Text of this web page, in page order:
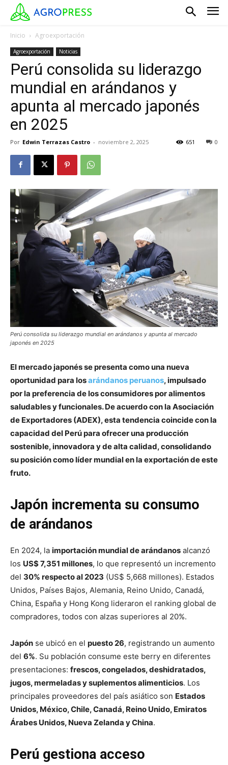
Inicio Agroexportación
Agroexportación Noticias
Perú consolida su liderazgo
mundial en arándanos y
apunta al mercado japonés
en 2025
Por Edwin Terrazas Castro - noviembre 2, 2025 0
651
Perú consolida su liderazgo mundial en arándanos y apunta al mercado
japonés en 2025
El mercado japonés se presenta como una nueva
oportunidad para losarándanos peruanos, impulsado
por la preferencia de los consumidores por alimentos
saludables y funcionales. De acuerdo con la Asociación
de Exportadores (ADEX), esta tendencia coincide con la
capacidad del Perú para ofrecer una producción
sostenible, innovadora y de alta calidad, consolidando
su posición como líder mundial en la exportación de este
fruto.
Japón incrementa su consumo
de arándanos
En 2024, la importación mundial de arándanos alcanzó
los US$ 7,351 millones, lo que representó un incremento
del 30% respecto al 2023 (US$ 5,668 millones). Estados
Unidos, Países Bajos, Alemania, Reino Unido, Canadá,
China, España y Hong Kong lideraron el ranking global de
compradores, todos con alzas superiores al 20%.
Japón se ubicó en el puesto 26, registrando un aumento
del 6%. Su población consume este berry en diferentes
presentaciones: frescos, congelados, deshidratados,
jugos, mermeladas y suplementos alimenticios. Los
principales proveedores del país asiático son Estados
Unidos, México, Chile, Canadá, Reino Unido, Emiratos
Árabes Unidos, Nueva Zelanda y China.
Perú gestiona acceso